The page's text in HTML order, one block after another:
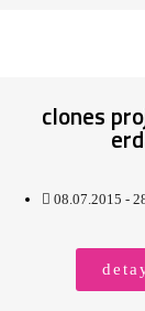
clones
08.07.2015 -